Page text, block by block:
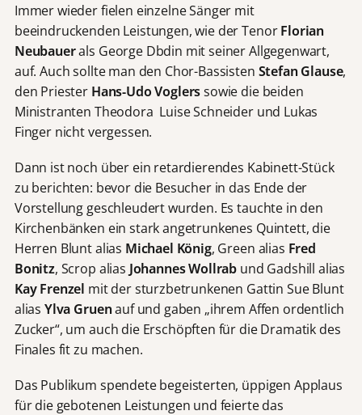
Immer wieder fielen einzelne Sänger mit
beeindruckenden Leistungen, wie der TenorFlorian
Neubauerals George Dbdin mit seiner Allgegenwart,
auf. Auch sollte man den Chor-Bassisten Stefan Glause,
den Priester Hans-Udo Voglerssowie die beiden
Ministranten Theodora Luise Schneider und Lukas
Finger nicht vergessen.
Dann ist noch über ein retardierendes Kabinett-Stück
zu berichten: bevor die Besucher in das Ende der
Vorstellung geschleudert wurden. Es tauchte in den
Kirchenbänken ein stark angetrunkenes Quintett, die
Herren Blunt alias Michael König, Green alias Fred
Bonitz, Scrop alias Johannes Wollrab und Gadshill alias
Kay Frenzel mit der sturzbetrunkenen Gattin Sue Blunt
alias Ylva Gruenauf und gaben „ihrem Affen ordentlich
Zucker“, um auch die Erschöpften für die Dramatik des
Finales fit zu machen.
Das Publikum spendete begeisterten, üppigen Applaus
für die gebotenen Leistungen und feierte das